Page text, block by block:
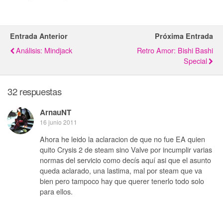
Entrada Anterior
Análisis: Mindjack
Próxima Entrada
Retro Amor: Bishi Bashi
Special
32 respuestas
ArnauNT
16 junio 2011
Ahora he leido la aclaracion de que no fue EA quien
quito Crysis 2 de steam sino Valve por incumplir varias
normas del servicio como decís aquí asi que el asunto
queda aclarado, una lastima, mal por steam que va
bien pero tampoco hay que querer tenerlo todo solo
para ellos.